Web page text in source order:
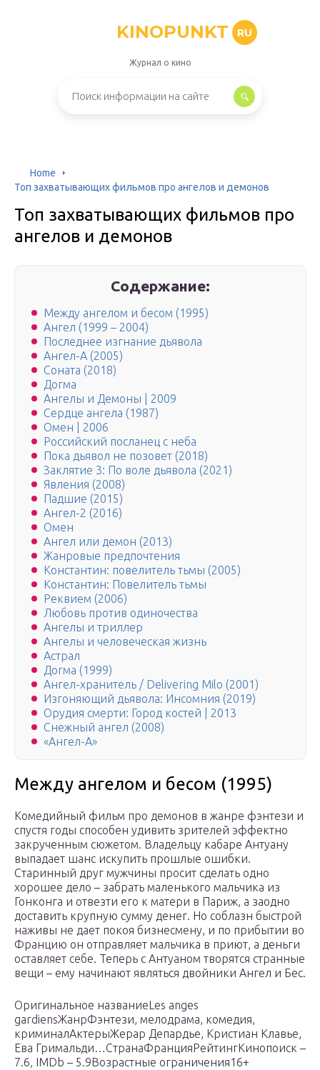
KINOPUNKT RU
Журнал о кино
Home
Топ захватывающих фильмов про ангелов и демонов
Топ захватывающих фильмов про
ангелов и демонов
Содержание:
Между ангелом и бесом (1995)
Ангел (1999 – 2004)
Последнее изгнание дьявола
Ангел-А (2005)
Соната (2018)
Догма
Ангелы и Демоны | 2009
Сердце ангела (1987)
Омен | 2006
Российский посланец с неба
Пока дьявол не позовет (2018)
Заклятие 3: По воле дьявола (2021)
Явления (2008)
Падшие (2015)
Ангел-2 (2016)
Омен
Ангел или демон (2013)
Жанровые предпочтения
Константин: повелитель тьмы (2005)
Константин: Повелитель тьмы
Реквием (2006)
Любовь против одиночества
Ангелы и триллер
Ангелы и человеческая жизнь
Астрал
Догма (1999)
Ангел-хранитель / Delivering Milo (2001)
Изгоняющий дьявола: Инсомния (2019)
Орудия смерти: Город костей | 2013
Снежный ангел (2008)
«Ангел-А»
Между ангелом и бесом (1995)
Комедийный фильм про демонов в жанре фэнтези и
спустя годы способен удивить зрителей эффектно
закрученным сюжетом. Владельцу кабаре Антуану
выпадает шанс искупить прошлые ошибки.
Старинный друг мужчины просит сделать одно
хорошее дело – забрать маленького мальчика из
Гонконга и отвезти его к матери в Париж, а заодно
доставить крупную сумму денег. Но соблазн быстрой
наживы не дает покоя бизнесмену, и по прибытии во
Францию он отправляет мальчика в приют, а деньги
оставляет себе. Теперь с Антуаном творятся странные
вещи – ему начинают являться двойники Ангел и Бес.
Оригинальное названиеLes anges
gardiensЖанрФэнтези, мелодрама, комедия,
криминалАктерыЖерар Депардье, Кристиан Клавье,
Ева Гримальди…СтранаФранцияРейтингКинопоиск –
7.6, IMDb – 5.9Возрастные ограничения16+